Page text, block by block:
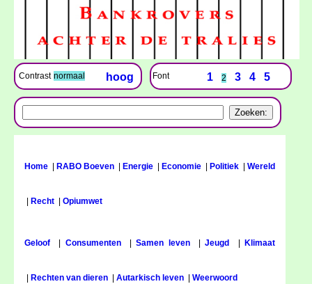
Contrast normaal hoog Font 1 2 3 4 5
Home RABO Boeven Energie Economie Politiek Wereld
Recht Opiumwet
Geloof Consumenten|Samen leven|Jeugd Klimaat
Rechten van dieren Autarkisch leven Weerwoord